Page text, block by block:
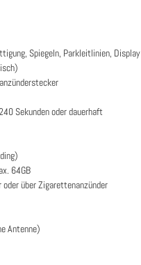
Spiegeln, Parkleitlinien, Display
Sekunden oder dauerhaft
64GB
über Zigarettenanzünder
Antenne)